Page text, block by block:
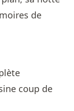
de
coup de